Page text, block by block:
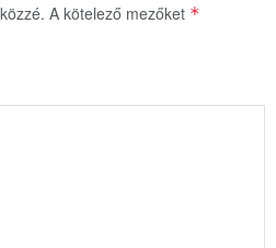
A kötelező mezőket *